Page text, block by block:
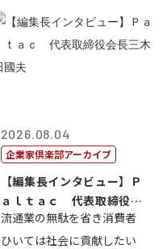
2026.08.04
企業家倶楽部アーカイブ
【編集長インタビュー】Ｐ
ａｌｔａｃ 代表取締役会
長三木田國夫
流通業の無駄を省き消費者
ひいては社会に貢献したい